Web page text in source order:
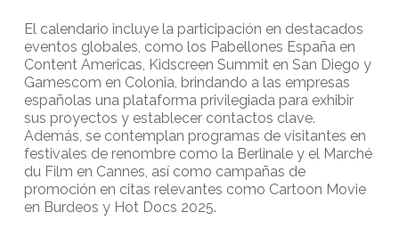
El calendario incluye la participación en destacados
eventos globales, como los Pabellones España en
Content Americas, Kidscreen Summit en San Diego y
Gamescom en Colonia, brindando a las empresas
españolas una plataforma privilegiada para exhibir
sus proyectos y establecer contactos clave.
Además, se contemplan programas de visitantes en
festivales de renombre como la Berlinale y el Marché
du Film en Cannes, así como campañas de
promoción en citas relevantes como Cartoon Movie
en Burdeos y Hot Docs 2025.